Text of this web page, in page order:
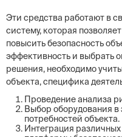
Эти средства работают в
систему, которая
повысить безопасность
эффективность и выбрать
решения, необходимо
объекта, специфика
Проведение анализа
Выбор оборудования в
потребностей объекта.
Интеграция